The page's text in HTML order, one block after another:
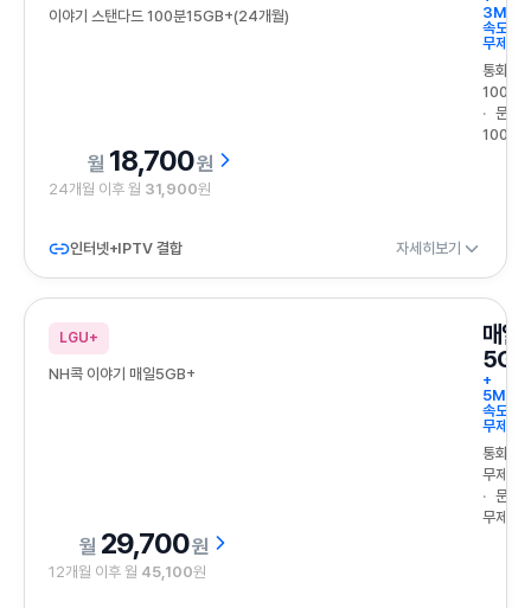
이야기 스탠다드 100분15GB+(24개월)
속도
무제한
통화
100분
문자
100건
18,700원
24개월 이후 월 31,900원
인터넷+IPTV 결합 자세히보기
LGU+
NH콕 이야기 매일5GB+
매일
5GB
+
속도
무제한
통화
무제한
문자
무제한
29,700원
12개월 이후 월 45,100원